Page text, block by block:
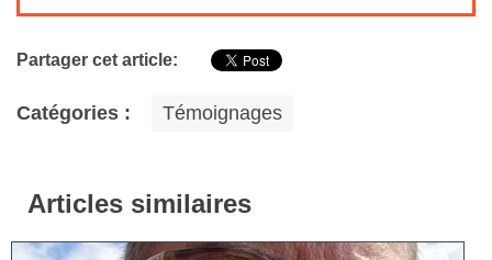
Partager cet article:
Catégories : Témoignages
Articles similaires